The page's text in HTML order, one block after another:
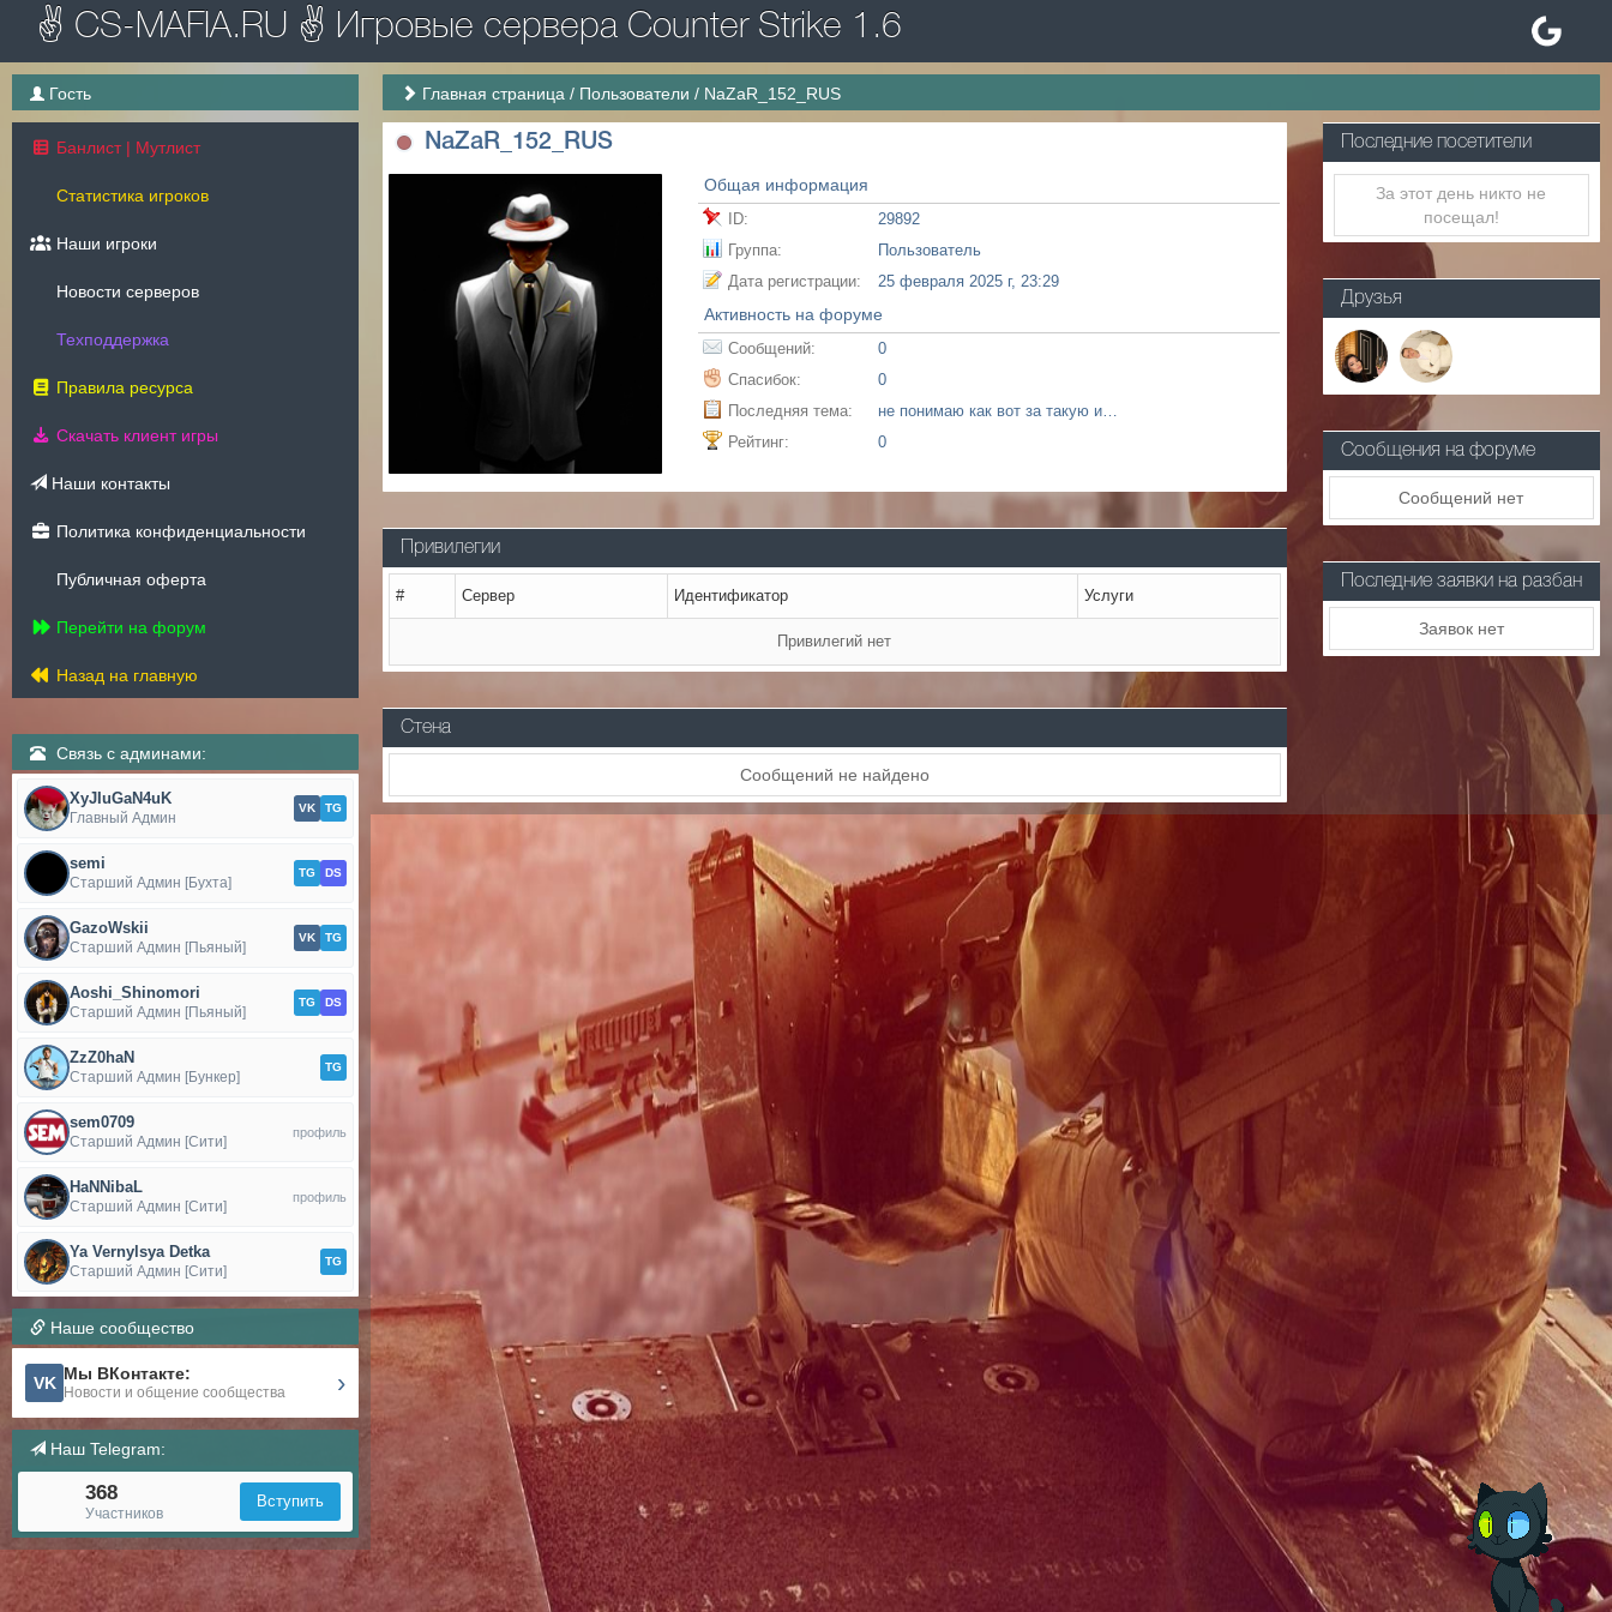
✌ CS-MAFIA.RU ✌ Игровые сервера Counter Strike 1.6
Гость
Банлист | Мутлист
Статистика игроков
Наши игроки
Новости серверов
Техподдержка
Правила ресурса
Скачать клиент игры
Наши контакты
Политика конфиденциальности
Публичная оферта
Перейти на форум
Назад на главную
Связь с админами:
XyJIuGaN4uK
Главный Админ
VK TG
semi
Старший Админ [Бухта]
TG DS
GazoWskii
Старший Админ [Пьяный]
VK TG
Aoshi_Shinomori
Старший Админ [Пьяный]
TG DS
ZzZ0haN
Старший Админ [Бункер]
TG
sem0709
Старший Админ [Сити]
профиль
HaNNibaL
Старший Админ [Сити]
профиль
Ya Vernylsya Detka
Старший Админ [Сити]
TG
Наше сообщество
VK Мы ВКонтакте:
Новости и общение сообщества ›
Наш Telegram:
368
Участников
Вступить
Главная страница / Пользователи / NaZaR_152_RUS
NaZaR_152_RUS
Общая информация
ID:
29892
Группа:
Пользователь
Дата регистрации:
25 февраля 2025 г, 23:29
Активность на форуме
Сообщений:
0
Спасибок:
0
Последняя тема:
не понимаю как вот за такую игру можно забанить
Рейтинг:
0
Привилегии
# Сервер Идентификатор Услуги
Привилегий нет
Стена
Сообщений не найдено
Последние посетители
За этот день никто не
посещал!
Друзья
Сообщения на форуме
Сообщений нет
Последние заявки на разбан
Заявок нет